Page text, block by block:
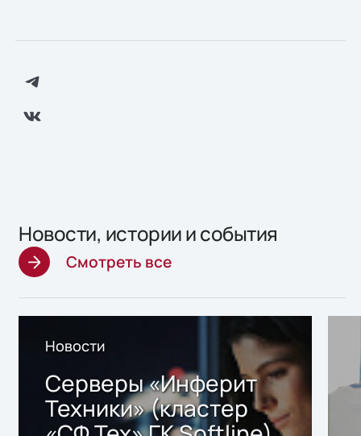
Новости, истории и события
Смотреть все
Новости
Серверы «Инферит
Техники» (кластер